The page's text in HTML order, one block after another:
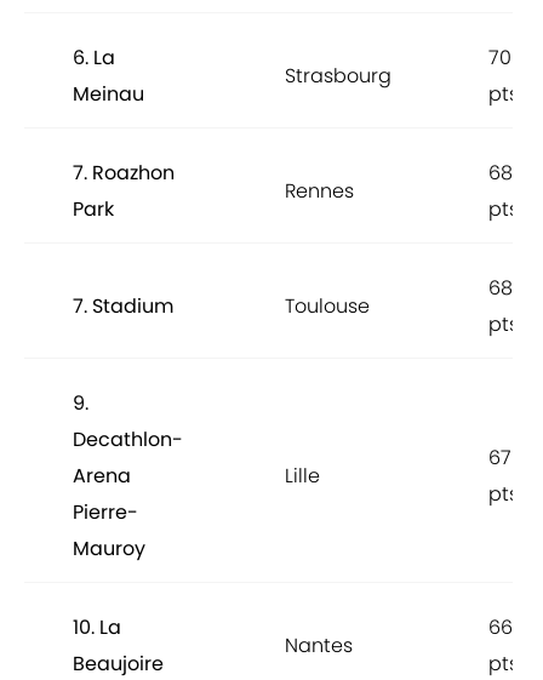
6. La
Meinau
Strasbourg
70
pts
7. Roazhon
Park
Rennes
68
pts
7. Stadium Toulouse
68
pts
9.
Decathlon-
Arena
Pierre-
Mauroy
Lille
67
pts
10. La
Beaujoire
Nantes
66
pts